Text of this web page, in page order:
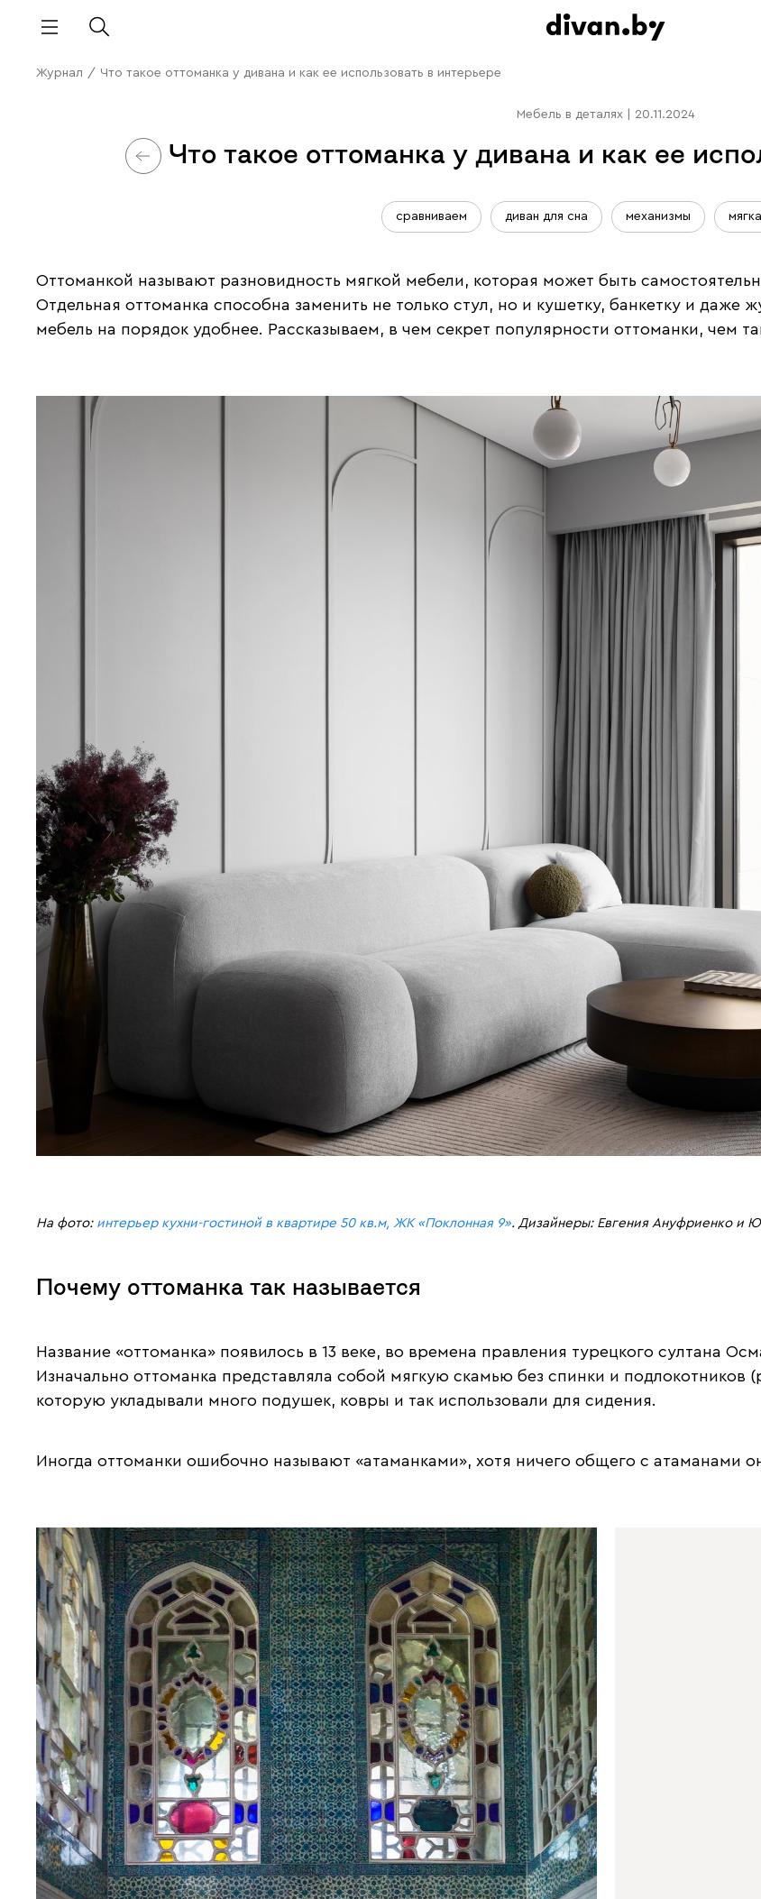
Журнал / Что такое оттоманка у дивана и как ее использовать в интерьере
Мебель в деталях 20.11.2024
Что такое оттоманка у дивана и как ее
сравниваем диван для сна механизмы
Оттоманкой называют разновидность мягкой мебели, которая может быть
Отдельная оттоманка способна заменить не только стул, но и кушетку, банкетку и
мебель на порядок удобнее. Рассказываем, в чем секрет популярности оттоманки, чем
На фото: интерьер кухни-гостиной в квартире 50 кв.м, ЖК «Поклонная 9». Дизайнеры: Евгения Ануфриенко и
Почему оттоманка так называется
Название «оттоманка» появилось в 13 веке, во времена правления турецкого султана
Изначально оттоманка представляла собой мягкую скамью без спинки и подлокотников
которую укладывали много подушек, ковры и так использовали для сидения.
Иногда оттоманки ошибочно называют «атаманками», хотя ничего общего с атаманами